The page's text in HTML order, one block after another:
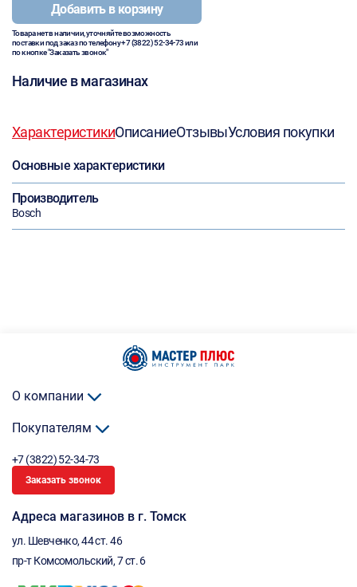
Добавить в корзину
Товара нет в наличии, уточняйте возможность
поставки под заказ по телефону+7 (3822) 52-34-73или
по кнопке "Заказать звонок"
Наличие в магазинах
ХарактеристикиОписаниеОтзывыУсловия покупки
Основные характеристики
Производитель
Bosch
О компании
Покупателям
+7 (3822) 52-34-73
Заказать звонок
Адреса магазинов в г. Томск
ул. Шевченко, 44 ст. 46
пр-т Комсомольский, 7 ст. 6